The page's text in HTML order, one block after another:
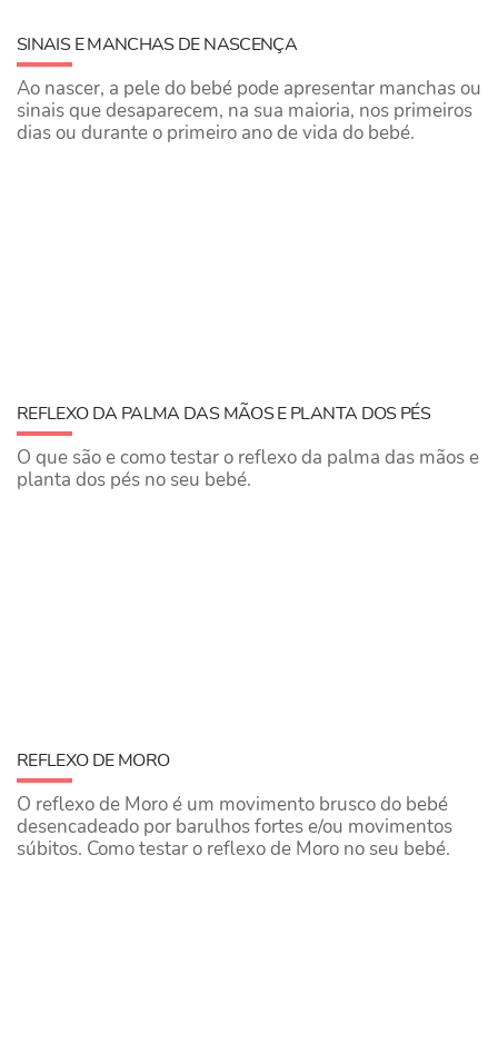
SINAIS E MANCHAS DE NASCENÇA
Ao nascer, a pele do bebé pode apresentar manchas ou
sinais que desaparecem, na sua maioria, nos primeiros
dias ou durante o primeiro ano de vida do bebé.
​REFLEXO DA PALMA DAS MÃOS E PLANTA DOS PÉS
O que são e como testar o reflexo da palma das mãos e
planta dos pés no seu bebé.
​REFLEXO DE MORO
O reflexo de Moro é um movimento brusco do bebé
desencadeado por barulhos fortes e/ou movimentos
súbitos. Como testar o reflexo de Moro no seu bebé.